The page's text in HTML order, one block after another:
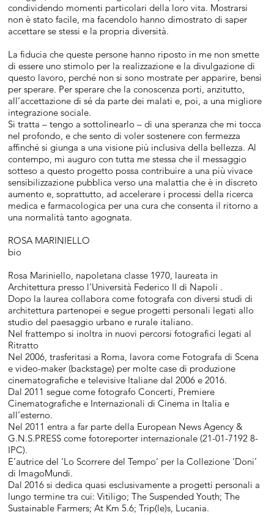
condividendo momenti particolari della loro vita. Mostrarsi
non è stato facile, ma facendolo hanno dimostrato di saper
accettare se stessi e la propria diversità.
La fiducia che queste persone hanno riposto in me non smette
di essere uno stimolo per la realizzazione e la divulgazione di
questo lavoro, perché non si sono mostrate per apparire, bensì
per sperare. Per sperare che la conoscenza porti, anzitutto,
all’accettazione di sé da parte dei malati e, poi, a una migliore
integrazione sociale.
Si tratta – tengo a sottolinearlo – di una speranza che mi tocca
nel profondo, e che sento di voler sostenere con fermezza
affinché si giunga a una visione più inclusiva della bellezza. Al
contempo, mi auguro con tutta me stessa che il messaggio
sotteso a questo progetto possa contribuire a una più vivace
sensibilizzazione pubblica verso una malattia che è in discreto
aumento e, soprattutto, ad accelerare i processi della ricerca
medica e farmacologica per una cura che consenta il ritorno a
una normalità tanto agognata.
ROSA MARINIELLO
bio
Rosa Mariniello, napoletana classe 1970, laureata in
Architettura presso l’Università Federico II di Napoli .
Dopo la laurea collabora come fotografa con diversi studi di
architettura partenopei e segue progetti personali legati allo
studio del paesaggio urbano e rurale italiano.
Nel frattempo si inoltra in nuovi percorsi fotografici legati al
Ritratto
Nel 2006, trasferitasi a Roma, lavora come Fotografa di Scena
e video-maker (backstage) per molte case di produzione
cinematografiche e televisive Italiane dal 2006 e 2016.
Dal 2011 segue come fotografo Concerti, Premiere
Cinematografiche e Internazionali di Cinema in Italia e
all’esterno.
Nel 2011 entra a far parte della European News Agency &
G.N.S.PRESS come fotoreporter internazionale (21-01-7192 8-
IPC).
E’autrice del ‘Lo Scorrere del Tempo’ per la Collezione ‘Doni’
di ImagoMundi.
Dal 2016 si dedica quasi esclusivamente a progetti personali a
lungo termine tra cui: Vitiligo; The Suspended Youth; The
Sustainable Farmers; At Km 5.6; Trip(le)s, Lucania.